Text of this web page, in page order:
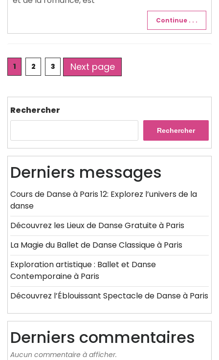
Continue . . .
Posts
pagination
Page
1 Page
2 Page
3 Next page
Rechercher
Rechercher
Derniers messages
Cours de Danse à Paris 12: Explorez l’univers de la
danse
Découvrez les Lieux de Danse Gratuite à Paris
La Magie du Ballet de Danse Classique à Paris
Exploration artistique : Ballet et Danse
Contemporaine à Paris
Découvrez l’Éblouissant Spectacle de Danse à Paris
Derniers commentaires
Aucun commentaire à afficher.